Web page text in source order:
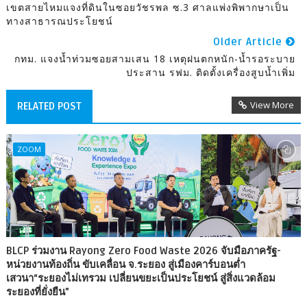
เขตสายไหมแจงที่ดินในซอยวัชรพล ซ.3 ศาลแพ่งพิพากษาเป็น
ทางสาธารณประโยชน์
Older Article
กทม. แจงน้ำท่วมซอยสามเสน 18 เหตุฝนตกหนัก-น้ำรอระบาย
ประสาน รฟม. ติดตั้งเครื่องสูบน้ำเพิ่ม
RELATED POST View More
ZOOM
BLCP ร่วมงาน Rayong Zero Food Waste 2026 จับมือภาครัฐ-
หน่วยงานท้องถิ่น ขับเคลื่อน จ.ระยอง สู่เมืองคาร์บอนต่ำ
เสวนา“ระยองไม่เทรวม เปลี่ยนขยะเป็นประโยชน์ สู่สิ่งแวดล้อม
ระยองที่ยั่งยืน”